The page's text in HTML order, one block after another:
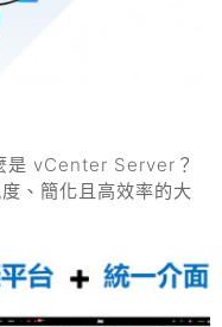
是 vCenter Server？
、簡化且高效率的大